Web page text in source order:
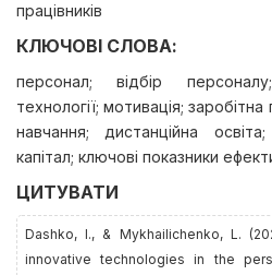
працівників
КЛЮЧОВІ СЛОВА:
персонал; відбір персоналу;
технології; мотивація;
навчання; дистанційна
капітал; ключові показники
ЦИТУВАТИ
Dashko, І., & Mykhailichenko, L.
innovative technologies in the